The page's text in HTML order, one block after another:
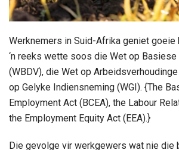
Werknemers in Suid-Afrika geniet goeie
‘n reeks wette soos die Wet op
(WBDV), die Wet op
op Gelyke Indiensneming (WGI). {The
Employment Act (BCEA), the Labour
the Employment Equity Act (EEA).}
Die gevolge vir werkgewers wat nie die